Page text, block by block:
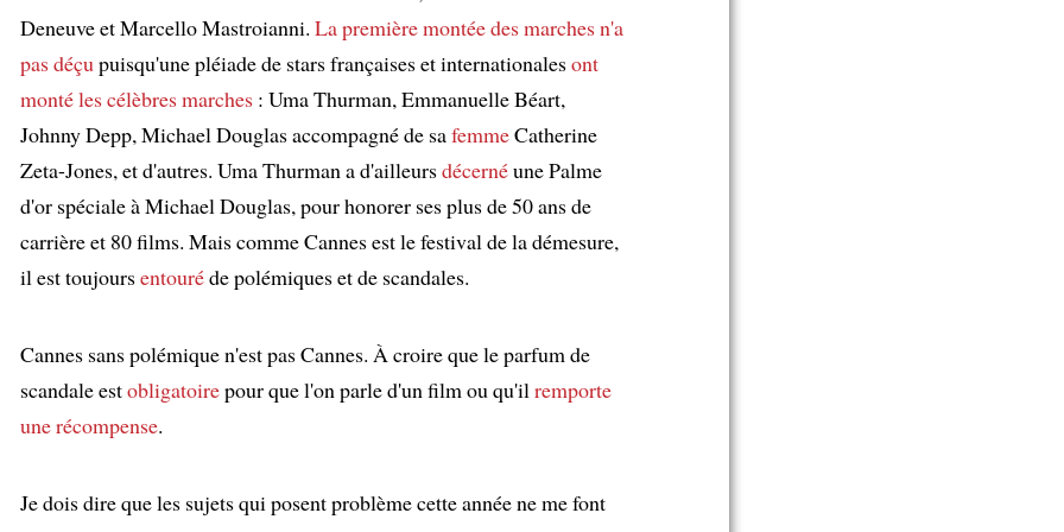
Deneuve et Marcello Mastroianni. La premièremontée des marchesn'a
pas déçupuisqu'une pléiade de stars françaises et internationalesont
montéles célèbres marches : Uma Thurman, Emmanuelle Béart,
Johnny Depp, Michael Douglas accompagné de safemmeCatherine
Zeta-Jones, et d'autres. Uma Thurman a d'ailleursdécernéune Palme
d'or spéciale à Michael Douglas, pour honorer ses plus de 50 ans de
carrière et 80 films. Mais comme Cannes est le festival de la démesure,
il est toujoursentouréde polémiques et de scandales.
Cannes sans polémique n'est pas Cannes. À croire que le parfum de
scandale estobligatoirepour que l'on parle d'un film ou qu'ilremporte
une récompense.
Je dois dire que les sujets qui posent problème cette année ne me font